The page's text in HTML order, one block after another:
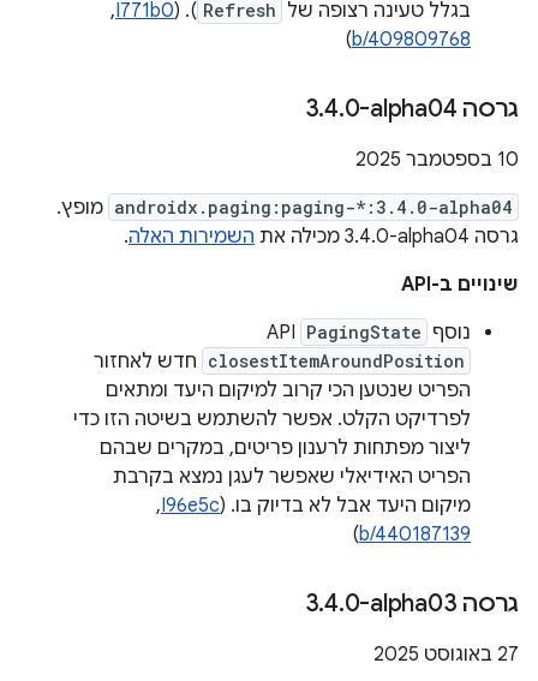
בגלל טעינה רצופה של Refresh
). (
I771b0
, ‏
b/409809768
)
גרסה ‎3 .4.0-alpha04
‫10 בספטמבר 2025
androidx.paging:paging-*:3.4.0-alpha04 מופץ.
גרסה ‎3.4.0-alpha04 מכילה את
השמירות האלה.
שינויים ב-API
נוסף PagingState
closestItemAroundPosition חדש לאחזור
הפריט שנטען הכי קרוב למיקום היעד ומתאים
לפרדיקט הקלט. אפשר להשתמש בשיטה הזו כדי
ליצור מפתחות לרענון פריטים, במקרים שבהם
הפריט האידיאלי שאפשר לעגן נמצא בקרבת
מיקום היעד אבל לא בדיוק בו. (I96e5c
, ‏
b/440187139
)
גרסה ‎3 .4.0-alpha03
‫27 באוגוסט 2025